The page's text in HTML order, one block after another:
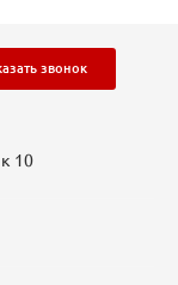
звонок
10